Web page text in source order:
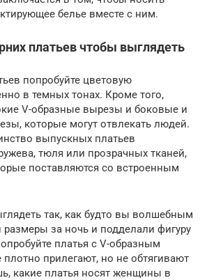
белье вместе с ним.
платьев чтобы выглядеть
попробуйте цветовую
в темных тонах. Кроме того,
V-образные вырезы и боковые и
которые могут отвлекать людей.
выпускных платьев
тюля или прозрачных тканей,
поставляются со встроенным
так, как будто вы волшебным
за ночь и подделали фигуру
платья с V-образным
прилегают, но не обтягивают
какие платья носят женщины в